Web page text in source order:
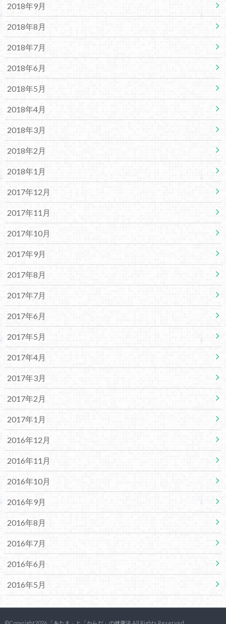
2018年9月
2018年8月
2018年7月
2018年6月
2018年5月
2018年4月
2018年3月
2018年2月
2018年1月
2017年12月
2017年11月
2017年10月
2017年9月
2017年8月
2017年7月
2017年6月
2017年5月
2017年4月
2017年3月
2017年2月
2017年1月
2016年12月
2016年11月
2016年10月
2016年9月
2016年8月
2016年7月
2016年6月
2016年5月